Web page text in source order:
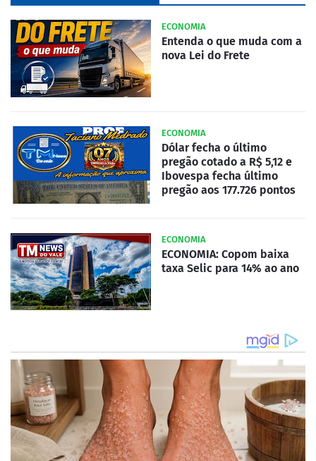
ECONOMIA
Entenda o que muda com a
nova Lei do Frete
ECONOMIA
Dólar fecha o último
pregão cotado a R$ 5,12 e
Ibovespa fecha último
pregão aos 177.726 pontos
ECONOMIA
ECONOMIA: Copom baixa
taxa Selic para 14% ao ano